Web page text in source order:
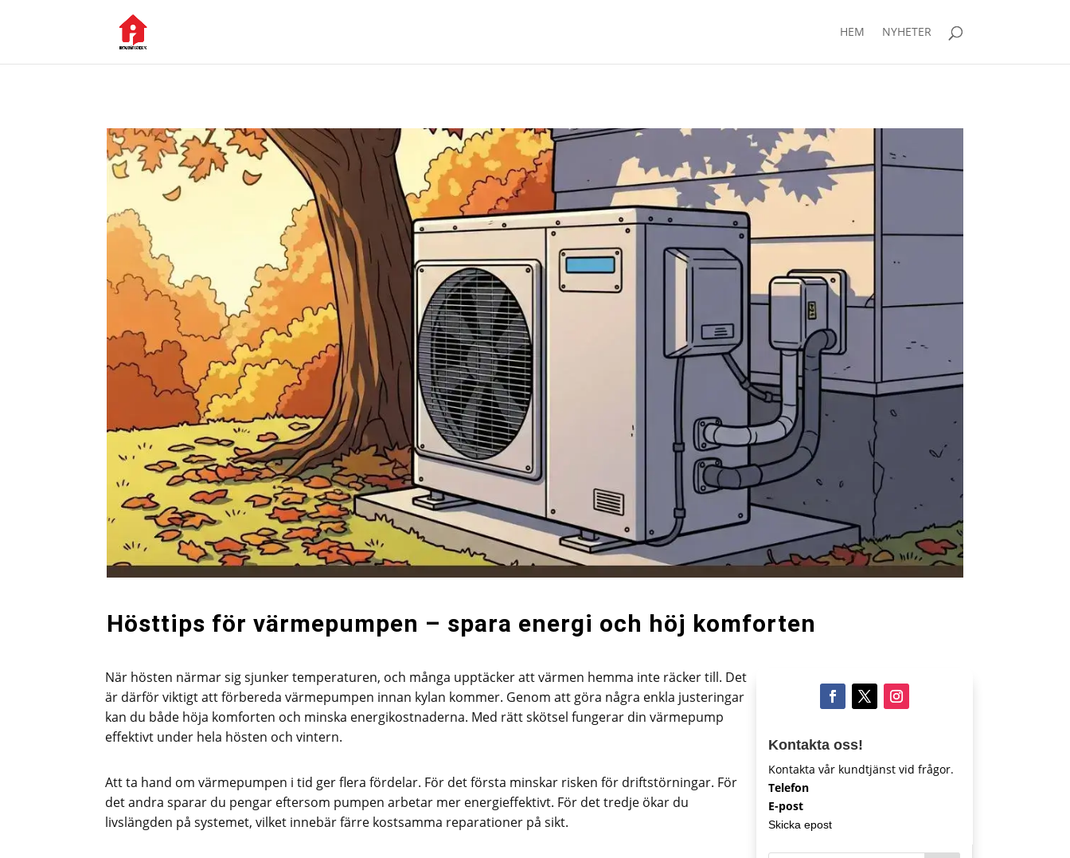
HEM NYHETER
Hösttips för värmepumpen – spara energi och höj komforten
När hösten närmar sig sjunker temperaturen, och många upptäcker att värmen hemma inte räcker till. Det
är därför viktigt att förbereda värmepumpen innan kylan kommer. Genom att göra några enkla justeringar
kan du både höja komforten och minska energikostnaderna. Med rätt skötsel fungerar din värmepump
effektivt under hela hösten och vintern.
Att ta hand om värmepumpen i tid ger flera fördelar. För det första minskar risken för driftstörningar. För
det andra sparar du pengar eftersom pumpen arbetar mer energieffektivt. För det tredje ökar du
livslängden på systemet, vilket innebär färre kostsamma reparationer på sikt.
Kontakta oss!
Kontakta vår kundtjänst vid frågor.
Telefon
E-post
Skicka epost